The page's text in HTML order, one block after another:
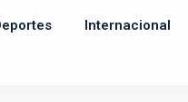
Internacional